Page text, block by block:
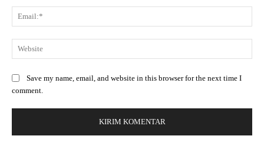
Save my name, email, and website in this browser for the next time I
comment.